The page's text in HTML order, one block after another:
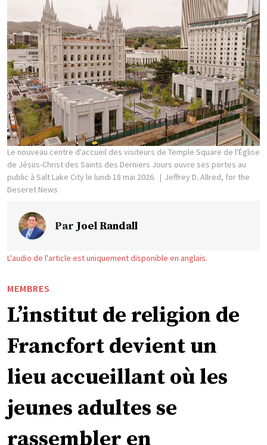
Le nouveau centre d'accueil des visiteurs de Temple Square de l'Église
de Jésus-Christ des Saints des Derniers Jours ouvre ses portes au
public à Salt Lake City le lundi 18 mai 2026.
Jeffrey D. Allred, for the
Deseret News
Par Joel Randall
L'audio de l'article est uniquement disponible en anglais.
MEMBRES
L’institut de religion de
Francfort devient un
lieu accueillant où les
jeunes adultes se
rassembler en